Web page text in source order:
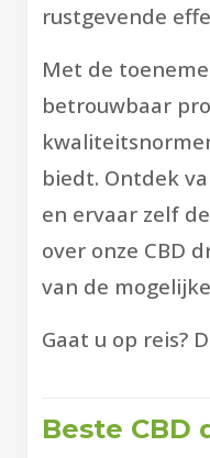
rustgevende
Met de
betrouwbaar
biedt. Ontdek
en ervaar zelf
over onze CBD
van de
Gaat u op reis?
Beste CBD